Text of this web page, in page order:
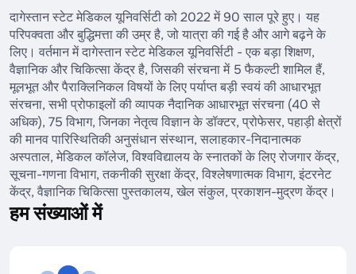
दागेस्तान स्टेट मेडिकल यूनिवर्सिटी को 2022 में 90 साल पूरे हुए। यह
परिपक्वता और बुद्धिमत्ता की उम्र है, जो यात्रा की गई है और आगे बढ़ने के
लिए। वर्तमान में दागेस्तान स्टेट मेडिकल यूनिवर्सिटी - एक बड़ा शिक्षण,
वैज्ञानिक और चिकित्सा केंद्र है, जिसकी संरचना में 5 फैकल्टी शामिल हैं,
मूलभूत और पैराक्लिनिकल विषयों के लिए पर्याप्त बड़ी स्वयं की आधारभूत
संरचना, सभी प्रोफाइलों की व्यापक नैदानिक आधारभूत संरचना (40 से
अधिक), 75 विभाग, जिनका नेतृत्व विज्ञान के डॉक्टर, प्रोफेसर, पहाड़ी क्षेत्रों
की मानव पारिस्थितिकी अनुसंधान संस्थान, सलाहकार-निदानात्मक
अस्पताल, मेडिकल कॉलेज, विश्वविद्यालय के स्नातकों के लिए रोजगार केंद्र,
सूचना-गणना विभाग, तकनीकी सुरक्षा केंद्र, विश्लेषणात्मक विभाग, इंटरनेट
केंद्र, वैज्ञानिक चिकित्सा पुस्तकालय, खेल संकुल, प्रकाशन-मुद्रण केंद्र।
हम संख्याओं में